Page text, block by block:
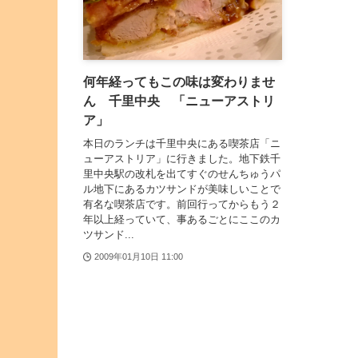
何年経ってもこの味は変わりませ
ん 千里中央 「ニューアストリ
ア」
本日のランチは千里中央にある喫茶店「ニ
ューアストリア」に行きました。地下鉄千
里中央駅の改札を出てすぐのせんちゅうパ
ル地下にあるカツサンドが美味しいことで
有名な喫茶店です。前回行ってからもう２
年以上経っていて、事あるごとにここのカ
ツサンド...
2009年01月10日 11:00